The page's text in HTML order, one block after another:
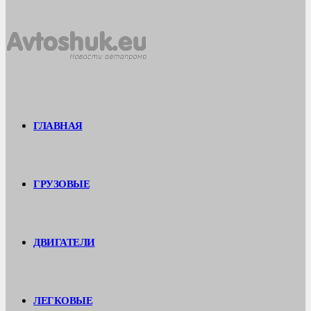
ГЛАВНАЯ
ГРУЗОВЫЕ
ДВИГАТЕЛИ
ЛЕГКОВЫЕ